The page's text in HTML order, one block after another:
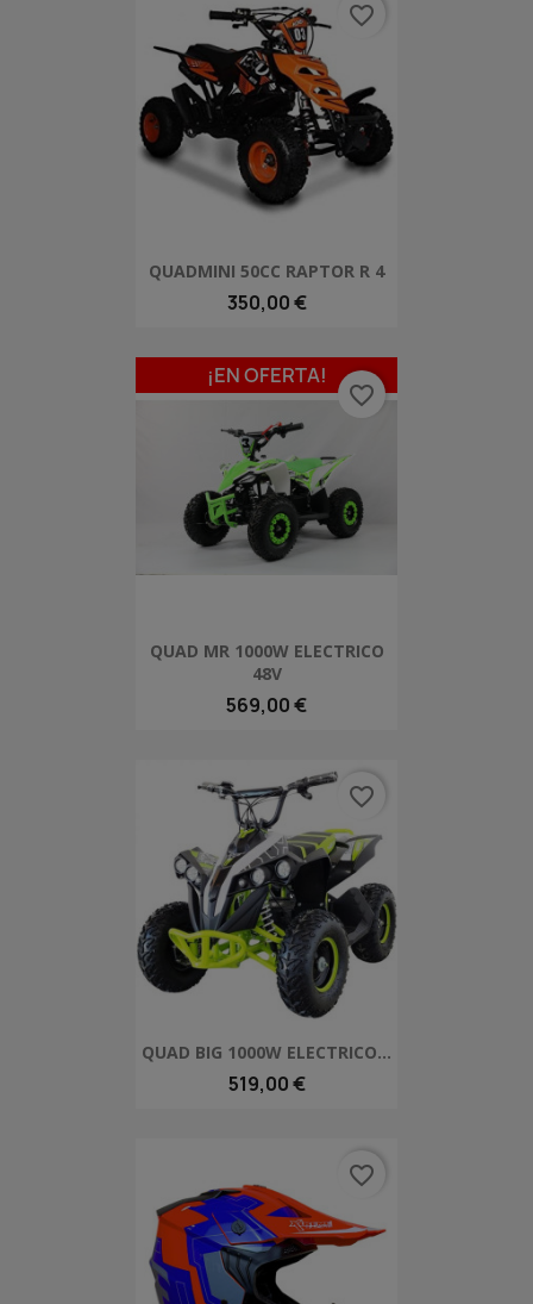
QUADMINI 50CC RAPTOR R 4
350,00 €
favorite_border
QUAD MR 1000W ELECTRICO
48V
569,00 €
¡EN OFERTA!
favorite_border
QUAD BIG 1000W ELECTRICO...
519,00 €
favorite_border
favorite_border